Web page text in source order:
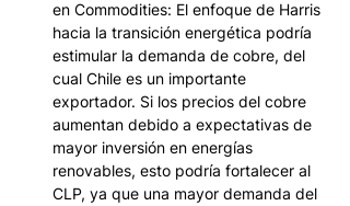
en Commodities: El enfoque de Harris
hacia la transición energética podría
estimular la demanda de cobre, del
cual Chile es un importante
exportador. Si los precios del cobre
aumentan debido a expectativas de
mayor inversión en energías
renovables, esto podría fortalecer al
CLP, ya que una mayor demanda del